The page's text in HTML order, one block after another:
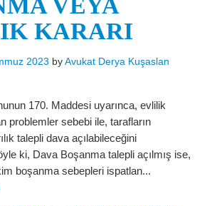
VEYA
KARARI
2023 byAvukat Derya Kuşaslan
170. Maddesi uyarınca, evlilik
problemler sebebi ile, tarafların
talepli dava açılabileceğini
ki, Dava Boşanma talepli açılmış ise,
boşanma sebepleri ispatlan...